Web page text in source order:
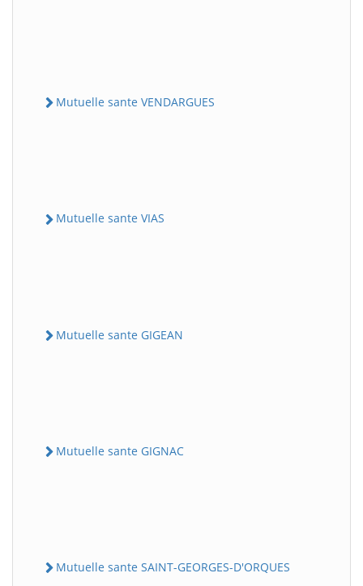
Mutuelle sante VENDARGUES
Mutuelle sante VIAS
Mutuelle sante GIGEAN
Mutuelle sante GIGNAC
Mutuelle sante SAINT-GEORGES-D'ORQUES